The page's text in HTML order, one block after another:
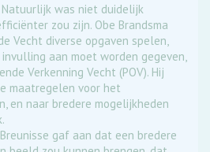
was niet duidelijk
zou zijn. Obe Brandsma
Vecht diverse opgaven spelen,
aan moet worden gegeven,
Verkenning Vecht (POV). Hij
maatregelen voor het
en naar bredere mogelijkheden
gaf aan dat een bredere